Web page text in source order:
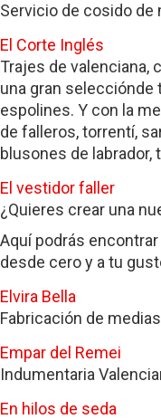
Servicio de cosido de
El Corte Inglés
Trajes de valenciana,
una gran selecciónde
espolines. Y con la
de falleros, torrentí,
blusones de labrador,
El vestidor faller
¿Quieres crear una
Aquí podrás
desde cero y a tu
Elvira Bella
Fabricación de
Empar del Remei
Indumentaria
En hilos de seda